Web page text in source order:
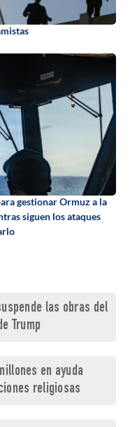
gestionar Ormuz a la
siguen los ataques
las obras del
Trump
en ayuda
religiosas